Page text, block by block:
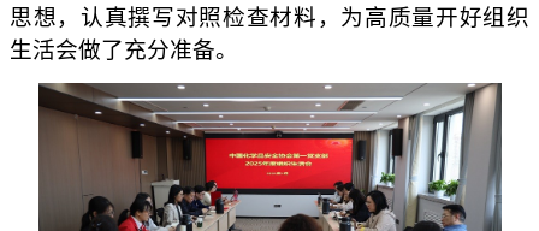
思想，认真撰写对照检查材料，为高质量开好组织
生活会做了充分准备。